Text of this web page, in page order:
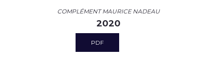
COMPLÉMENT MAURICE NADEAU
2020
PDF